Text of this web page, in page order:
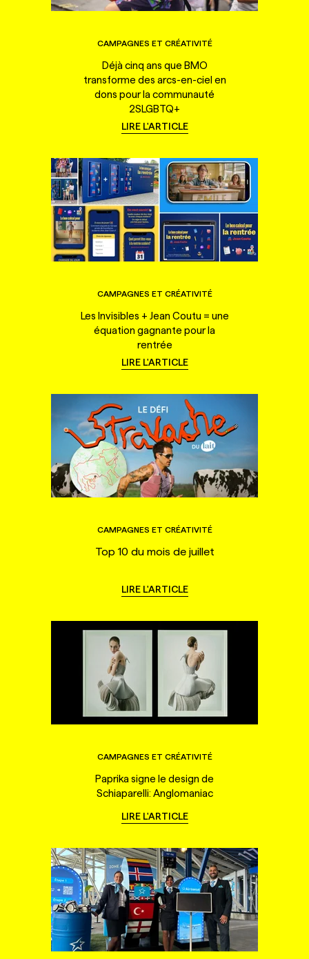
CAMPAGNES ET CRÉATIVITÉ
Déjà cinq ans que BMO
transforme des arcs-en-ciel en
dons pour la communauté
2SLGBTQ+
LIRE L'ARTICLE
CAMPAGNES ET CRÉATIVITÉ
Les Invisibles + Jean Coutu = une
équation gagnante pour la
rentrée
LIRE L'ARTICLE
CAMPAGNES ET CRÉATIVITÉ
Top 10 du mois de juillet
LIRE L'ARTICLE
CAMPAGNES ET CRÉATIVITÉ
Paprika signe le design de
Schiaparelli: Anglomaniac
LIRE L'ARTICLE